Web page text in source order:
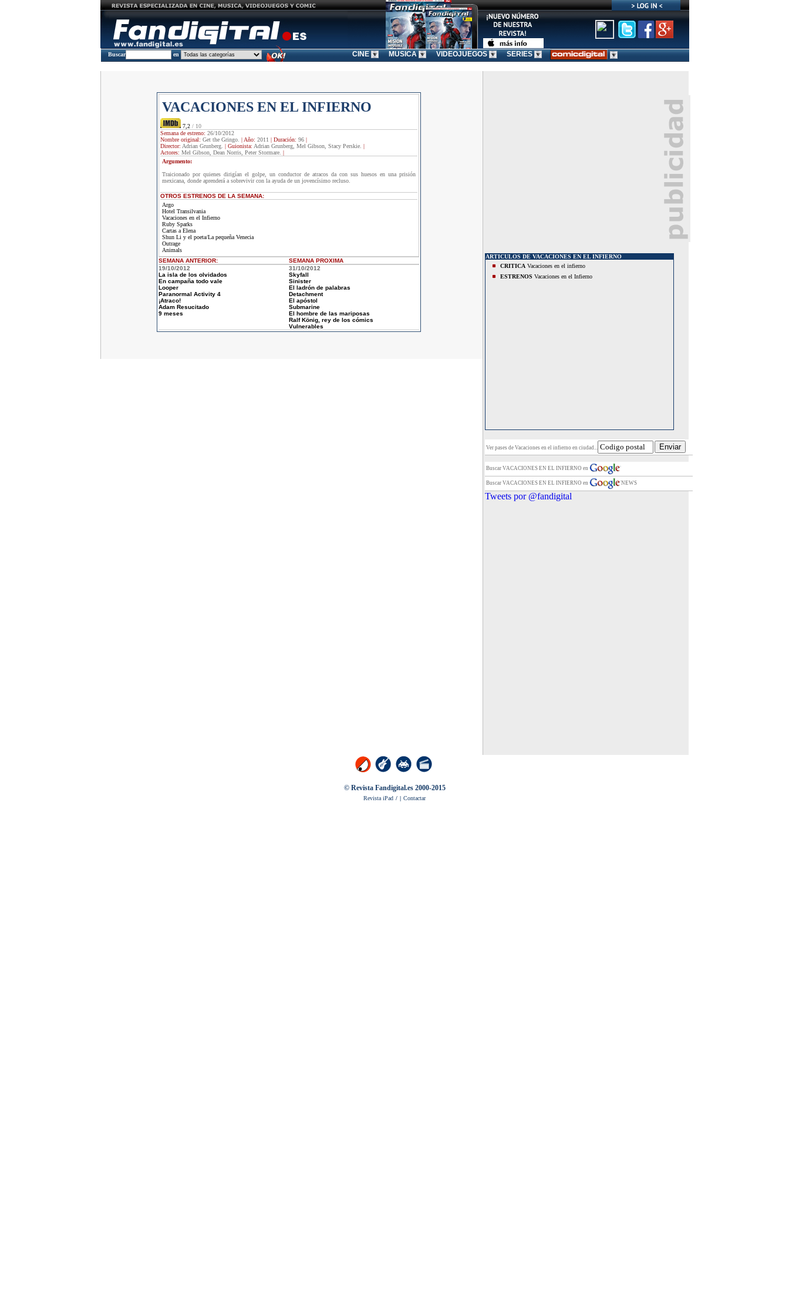
Buscar en CINE MUSICA VIDEOJUEGOS SERIES
VACACIONES EN EL INFIERNO
7,2 / 10
Semana de estreno: 26/10/2012
Nombre original: Get the Gringo. | Año: 2011 | Duración: 96|
Director: Adrian Grunberg. | Guionista: Adrian Grunberg, Mel Gibson, Stacy Perskie. |
Actores: Mel Gibson, Dean Norris, Peter Stormare. |
Argumento:
Traicionado por quienes dirigían el golpe, un conductor de atracos da con sus huesos en una prisión
mexicana, donde aprenderá a sobrevivir con la ayuda de un jovencísimo recluso.
OTROS ESTRENOS DE LA SEMANA:
Argo
Hotel Transilvania
Vacaciones en el Infierno
Ruby Sparks
Cartas a Elena
Shun Li y el poeta/La pequeña Venecia
Outrage
Animals
SEMANA ANTERIOR: SEMANA PROXIMA
19/10/2012
La isla de los olvidados
En campaña todo vale
Looper
Paranormal Activity 4
¡Atraco!
Adam Resucitado
9 meses
31/10/2012
Skyfall
Sinister
El ladrón de palabras
Detachment
El apóstol
Submarine
El hombre de las mariposas
Ralf König, rey de los cómics
Vulnerables
ARTICULOS DE VACACIONES EN EL INFIERNO
CRITICAVacaciones en el infierno
ESTRENOS Vacaciones en el Infierno
Ver pases de Vacaciones en el infierno en ciudad...
Buscar VACACIONES EN EL INFIERNO en
Buscar VACACIONES EN EL INFIERNO en NEWS
Tweets por @fandigital
© Revista Fandigital.es 2000-2015
Revista iPad / | Contactar